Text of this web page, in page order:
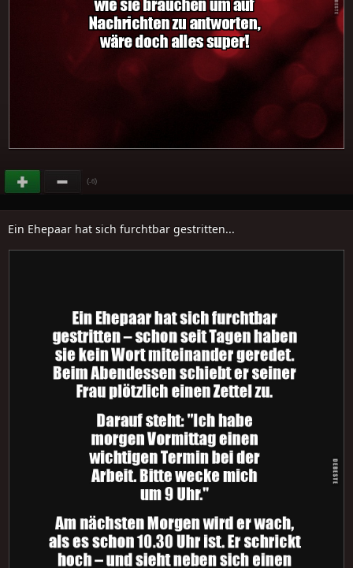
(-6)
Ein Ehepaar hat sich furchtbar gestritten...